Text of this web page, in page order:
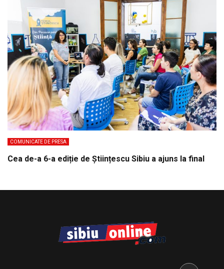
COMUNICATE DE PRESA
Cea de-a 6-a ediție de Științescu Sibiu a ajuns la final